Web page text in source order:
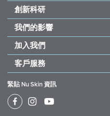
Nu Skin 誕生
關於如新
大事紀
就是愛得獎
經營團隊
創新科研
產品科研
Nu Skin 全球抗衰老科研顧問
6S 品質措施
PHARMANEX® 產品理念
ageLOC® 科學
極地植萃主義
Prysm iO
我們的影響
善的力量基金會
可持續發展
受飢兒滋養計劃
關愛社會
加入我們
加入 Nu Skin
自動訂貨計劃
銷售績效計劃
Nu Skin Vera®
Nu Skin Stela & Nu Skin
客戶服務
媒體報導
家用美容儀保修條款及細則
緊貼 Nu Skin 資訊